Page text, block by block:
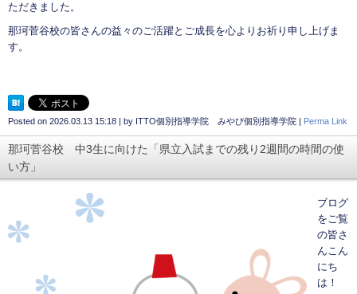
ただきました。
那珂菅谷校の皆さんの益々のご活躍とご成長を心よりお祈り申し上げま
す。
Posted on 2026.03.13 15:18 by ITTO個別指導学院 みやび個別指導学院 Perma Link
那珂菅谷校 中3生に向けた「県立入試までの残り2週間の時間の使
い方」
ブログ
をご覧
の皆さ
んこん
にち
は！